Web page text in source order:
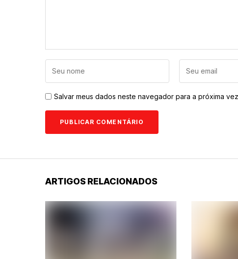
Salvar meus dados neste navegador para a próxima
ARTIGOS RELACIONADOS